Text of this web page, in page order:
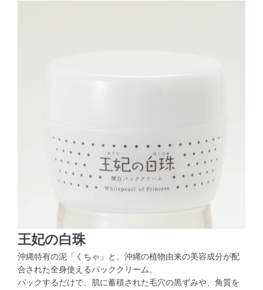
王妃の白珠
沖縄特有の泥「くちゃ」と、沖縄の植物由来の美容成分が配
合された全身使えるパッククリーム。
パックするだけで、肌に蓄積された毛穴の黒ずみや、角質を